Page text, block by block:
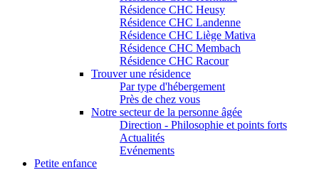
Résidence CHC Heusy
Résidence CHC Landenne
Résidence CHC Liège Mativa
Résidence CHC Membach
Résidence CHC Racour
Trouver une résidence
Par type d'hébergement
Près de chez vous
Notre secteur de la personne âgée
Direction - Philosophie et points forts
Actualités
Evénements
Petite enfance